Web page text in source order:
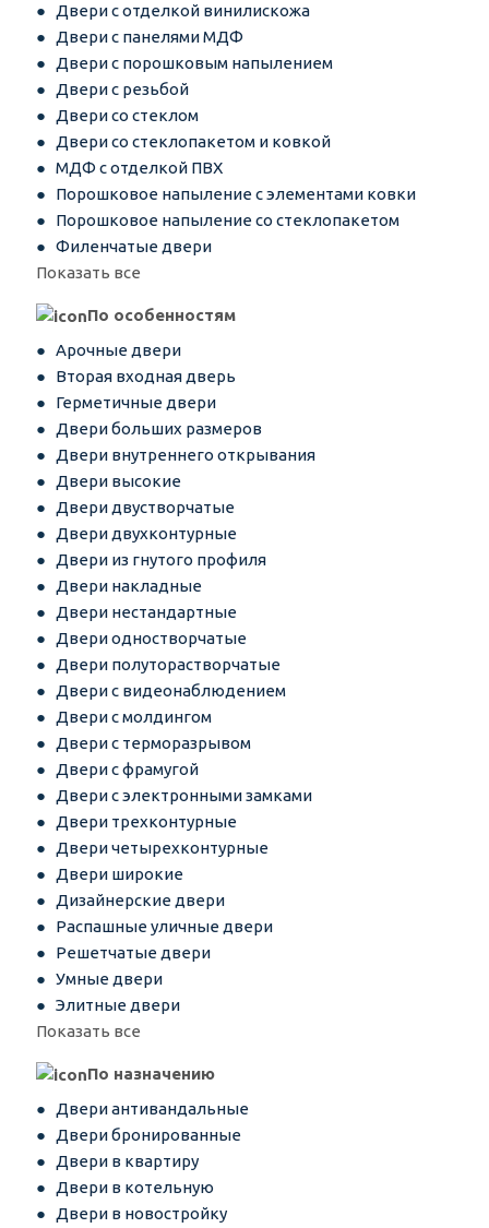
Двери с отделкой винилискожа
Двери с панелями МДФ
Двери с порошковым напылением
Двери с резьбой
Двери со стеклом
Двери со стеклопакетом и ковкой
МДФ с отделкой ПВХ
Порошковое напыление с элементами ковки
Порошковое напыление со стеклопакетом
Филенчатые двери
Показать все
По особенностям
Арочные двери
Вторая входная дверь
Герметичные двери
Двери больших размеров
Двери внутреннего открывания
Двери высокие
Двери двустворчатые
Двери двухконтурные
Двери из гнутого профиля
Двери накладные
Двери нестандартные
Двери одностворчатые
Двери полуторастворчатые
Двери с видеонаблюдением
Двери с молдингом
Двери с терморазрывом
Двери с фрамугой
Двери с электронными замками
Двери трехконтурные
Двери четырехконтурные
Двери широкие
Дизайнерские двери
Распашные уличные двери
Решетчатые двери
Умные двери
Элитные двери
Показать все
По назначению
Двери антивандальные
Двери бронированные
Двери в квартиру
Двери в котельную
Двери в новостройку